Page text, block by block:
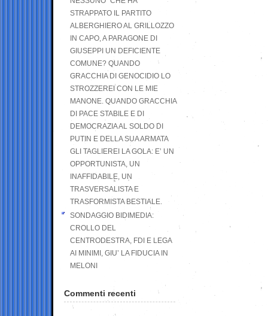
STRAPPATO IL PARTITO
ALBERGHIERO AL GRILLOZZO
IN CAPO, A PARAGONE DI
GIUSEPPI UN DEFICIENTE
COMUNE? QUANDO
GRACCHIA DI GENOCIDIO LO
STROZZEREI CON LE MIE
MANONE. QUANDO GRACCHIA
DI PACE STABILE E DI
DEMOCRAZIA AL SOLDO DI
PUTIN E DELLA SUA ARMATA
GLI TAGLIEREI LA GOLA: E’ UN
OPPORTUNISTA, UN
INAFFIDABILE, UN
TRASVERSALISTA E
TRASFORMISTA BESTIALE.
SONDAGGIO BIDIMEDIA:
CROLLO DEL
CENTRODESTRA, FDI E LEGA
AI MINIMI, GIU’ LA FIDUCIA IN
MELONI
Commenti recenti